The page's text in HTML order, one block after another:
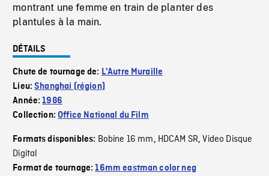
montrant une femme en train de planter des
plantules à la main.
DÉTAILS
Chute de tournage de: L'Autre Muraille
Lieu:Shanghai (région)
Année:1986
Collection:Office National du Film
Formats disponibles: Bobine 16 mm, HDCAM SR,Video Disque
Digital
Format de tournage:16mm eastman color neg